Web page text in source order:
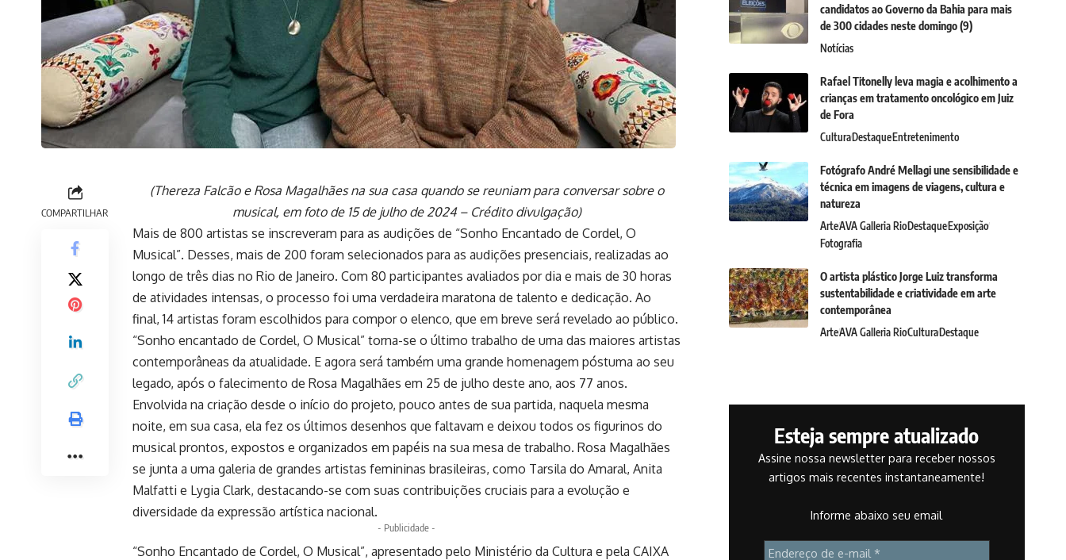
COMPARTILHAR
(Thereza Falcão e Rosa Magalhães na sua casa quando se reuniam para conversar sobre o
musical, em foto de 15 de julho de 2024 – Crédito divulgação)
Mais de 800 artistas se inscreveram para as audições de “Sonho Encantado de Cordel, O
Musical”. Desses, mais de 200 foram selecionados para as audições presenciais, realizadas ao
longo de três dias no Rio de Janeiro. Com 80 participantes avaliados por dia e mais de 30 horas
de atividades intensas, o processo foi uma verdadeira maratona de talento e dedicação. Ao
final, 14 artistas foram escolhidos para compor o elenco, que em breve será revelado ao público.
“Sonho encantado de Cordel, O Musical” torna-se o último trabalho de uma das maiores artistas
contemporâneas da atualidade. E agora será também uma grande homenagem póstuma ao seu
legado, após o falecimento de Rosa Magalhães em 25 de julho deste ano, aos 77 anos.
Envolvida na criação desde o início do projeto, pouco antes de sua partida, naquela mesma
noite, em sua casa, ela fez os últimos desenhos que faltavam e deixou todos os figurinos do
musical prontos, expostos e organizados em papéis na sua mesa de trabalho. Rosa Magalhães
se junta a uma galeria de grandes artistas femininas brasileiras, como Tarsila do Amaral, Anita
Malfatti e Lygia Clark, destacando-se com suas contribuições cruciais para a evolução e
diversidade da expressão artística nacional.
- Publicidade -
“Sonho Encantado de Cordel, O Musical”, apresentado pelo Ministério da Cultura e pela CAIXA
candidatos ao Governo da Bahia para mais
de 300 cidades neste domingo (9)
Notícias
Rafael Titonelly leva magia e acolhimento a
crianças em tratamento oncológico em Juiz
de Fora
CulturaDestaqueEntretenimento
Fotógrafo André Mellagi une sensibilidade e
técnica em imagens de viagens, cultura e
natureza
ArteAVA Galleria RioDestaqueExposição
Fotografia
O artista plástico Jorge Luiz transforma
sustentabilidade e criatividade em arte
contemporânea
ArteAVA Galleria RioCulturaDestaque
Esteja sempre atualizado
Assine nossa newsletter para receber nossos
artigos mais recentes instantaneamente!
Informe abaixo seu email